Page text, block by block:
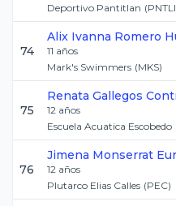
Deportivo Pantitlan (PNTLI
74
Alix Ivanna Romero
11 años
Mark's Swimmers (MKS)
75
Renata Gallegos
12 años
Escuela Acuatica Escobedo
76
Jimena Monserrat
12 años
Plutarco Elias Calles (PEC)